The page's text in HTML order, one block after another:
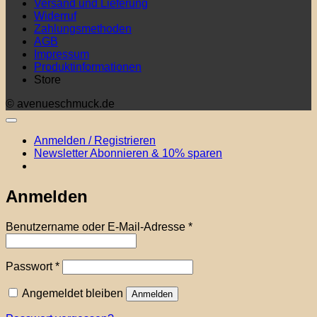
Versand und Lieferung
Widerruf
Zahlungsmethoden
AGB
Impressum
Produktinformationen
Store
© avenueschmuck.de
Anmelden / Registrieren
Newsletter Abonnieren & 10% sparen
Anmelden
Benutzername oder E-Mail-Adresse *Erforderlich
Passwort*Erforderlich
Angemeldet bleiben Anmelden